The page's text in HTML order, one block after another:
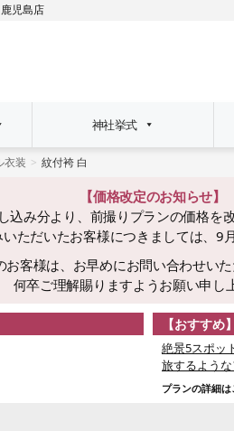
鹿児島店
神社挙式
衣装 紋付袴 白
【価格改定のお知らせ】
み分より、前撮りプランの価格を
ただいたお客様につきましては、9
お客様は、お早めにお問い合わせいた
何卒ご理解賜りますようお願い申し
【おすす
絶景5スポッ
旅するよう
プランの詳細は